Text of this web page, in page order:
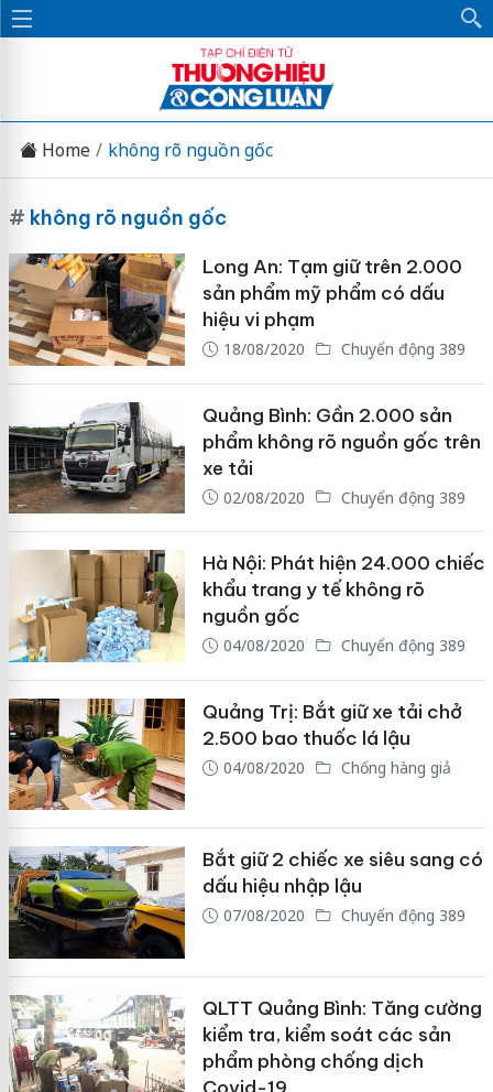
Home không rõ nguồn gốc
# không rõ nguồn gốc
Long An: Tạm giữ trên 2.000
sản phẩm mỹ phẩm có dấu
hiệu vi phạm
18/08/2020 Chuyển động 389
Quảng Bình: Gần 2.000 sản
phẩm không rõ nguồn gốc trên
xe tải
02/08/2020 Chuyển động 389
Hà Nội: Phát hiện 24.000 chiếc
khẩu trang y tế không rõ
nguồn gốc
04/08/2020 Chuyển động 389
Quảng Trị: Bắt giữ xe tải chở
2.500 bao thuốc lá lậu
04/08/2020 Chống hàng giả
Bắt giữ 2 chiếc xe siêu sang có
dấu hiệu nhập lậu
07/08/2020 Chuyển động 389
QLTT Quảng Bình: Tăng cường
kiểm tra, kiểm soát các sản
phẩm phòng chống dịch